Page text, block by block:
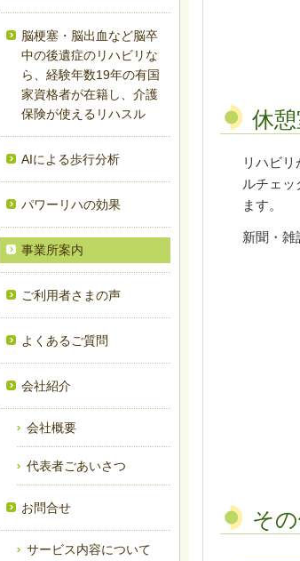
休憩
リハビ
ルチェ
ます。
新聞・雑
そ
脳梗塞・脳出血など脳卒
中の後遺症のリハビリな
ら、経験年数19年の有国
家資格者が在籍し、介護
保険が使えるリハスル
AIによる歩行分析
パワーリハの効果
事業所案内
ご利用者さまの声
よくあるご質問
会社紹介
会社概要
代表者ごあいさつ
お問合せ
サービス内容について